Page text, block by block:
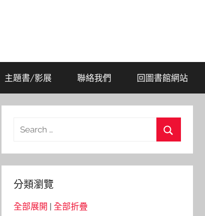
主題書/影展 聯絡我們 回圖書館網站
Search
分類瀏覽
全部展開 |全部折疊